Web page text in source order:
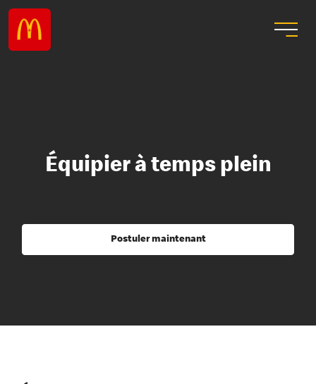
Équipier à temps plein
Postuler maintenant